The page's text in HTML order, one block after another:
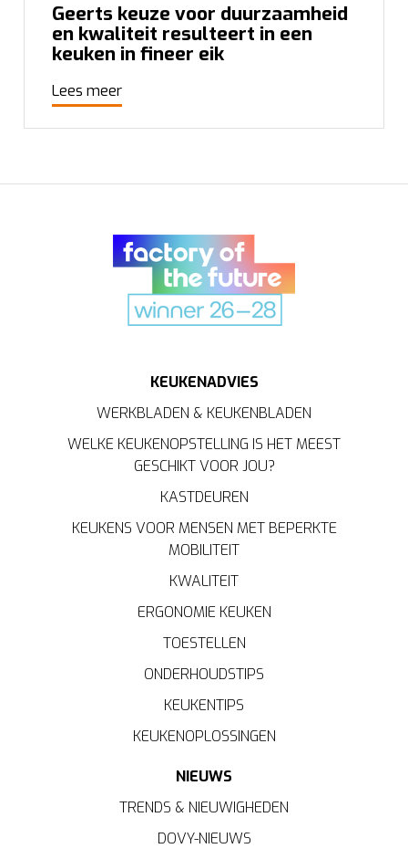
Geerts keuze voor duurzaamheid
en kwaliteit resulteert in een
keuken in fineer eik
Lees meer
KEUKENADVIES
WERKBLADEN & KEUKENBLADEN
WELKE KEUKENOPSTELLING IS HET MEEST
GESCHIKT VOOR JOU?
KASTDEUREN
KEUKENS VOOR MENSEN MET BEPERKTE
MOBILITEIT
KWALITEIT
ERGONOMIE KEUKEN
TOESTELLEN
ONDERHOUDSTIPS
KEUKENTIPS
KEUKENOPLOSSINGEN
NIEUWS
TRENDS & NIEUWIGHEDEN
DOVY-NIEUWS